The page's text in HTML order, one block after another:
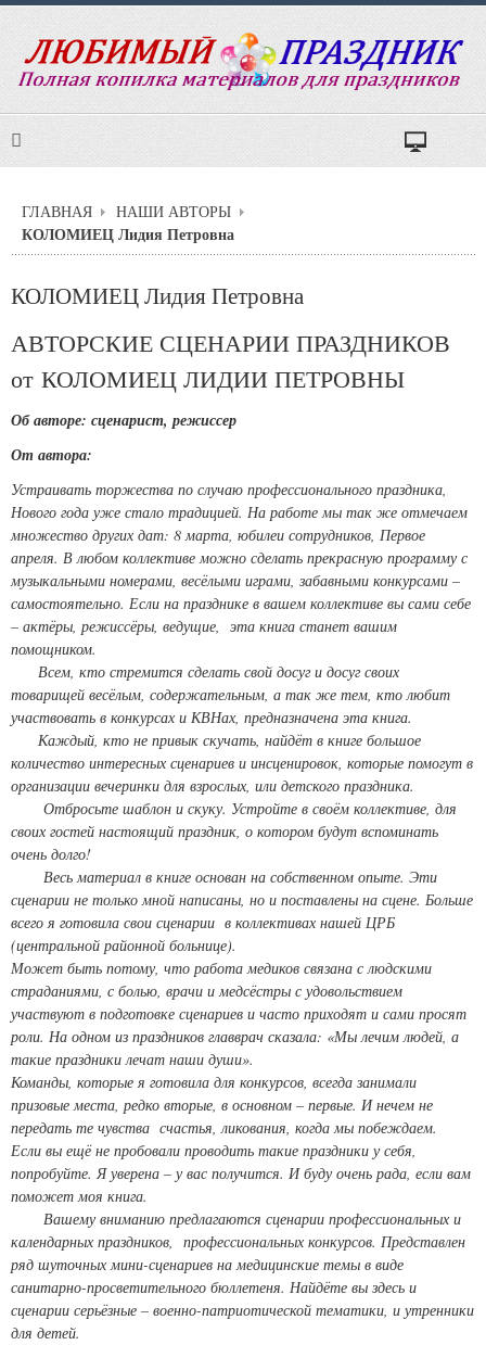
ГЛАВНАЯ НАШИ АВТОРЫ
КОЛОМИЕЦ Лидия Петровна
КОЛОМИЕЦ Лидия Петровна
АВТОРСКИЕ СЦЕНАРИИ ПРАЗДНИКОВ
от КОЛОМИЕЦ ЛИДИИ ПЕТРОВНЫ
Об авторе: сценарист, режиссер
От автора:
Устраивать торжества по случаю профессионального праздника,
Нового года уже стало традицией. На работе мы так же отмечаем
множество других дат: 8 марта, юбилеи сотрудников, Первое
апреля. В любом коллективе можно сделать прекрасную программу с
музыкальными номерами, весёлыми играми, забавными конкурсами –
самостоятельно. Если на празднике в вашем коллективе вы сами себе
– актёры, режиссёры, ведущие, эта книга станет вашим
помощником.
Всем, кто стремится сделать свой досуг и досуг своих
товарищей весёлым, содержательным, а так же тем, кто любит
участвовать в конкурсах и КВНах, предназначена эта книга.
Каждый, кто не привык скучать, найдёт в книге большое
количество интересных сценариев и инсценировок, которые помогут в
организации вечеринки для взрослых, или детского праздника.
Отбросьте шаблон и скуку. Устройте в своём коллективе, для
своих гостей настоящий праздник, о котором будут вспоминать
очень долго!
Весь материал в книге основан на собственном опыте. Эти
сценарии не только мной написаны, но и поставлены на сцене. Больше
всего я готовила свои сценарии в коллективах нашей ЦРБ
(центральной районной больнице).
Может быть потому, что работа медиков связана с людскими
страданиями, с болью, врачи и медсёстры с удовольствием
участвуют в подготовке сценариев и часто приходят и сами просят
роли. На одном из праздников главврач сказала: «Мы лечим людей, а
такие праздники лечат наши души».
Команды, которые я готовила для конкурсов, всегда занимали
призовые места, редко вторые, в основном – первые. И нечем не
передать те чувства счастья, ликования, когда мы побеждаем.
Если вы ещё не пробовали проводить такие праздники у себя,
попробуйте. Я уверена – у вас получится. И буду очень рада, если вам
поможет моя книга.
Вашему вниманию предлагаются сценарии профессиональных и
календарных праздников, профессиональных конкурсов. Представлен
ряд шуточных мини-сценариев на медицинские темы в виде
санитарно-просветительного бюллетеня. Найдёте вы здесь и
сценарии серьёзные – военно-патриотической тематики, и утренники
для детей.